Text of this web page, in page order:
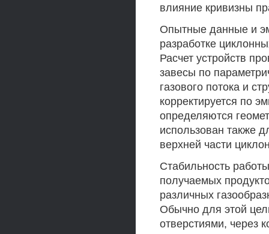
влияние кривизны
Опытные данные и
разработке
Расчет устройств
завесы по
газового потока и
корректируется по
определяются
использован также
верхней части
Стабильность
получаемых
различных
Обычно для этой
отверстиями, через